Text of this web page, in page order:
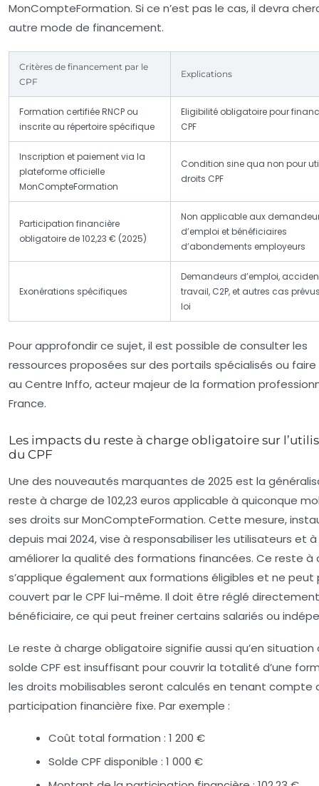
MonCompteFormation. Si ce n’est pas le cas, il devra
autre mode de financement.
Critères de financement par le
CPF
Explications
Formation certifiée RNCP ou
inscrite au répertoire spécifique
Eligibilité obligatoire pour
CPF
Inscription et paiement via la
plateforme officielle
MonCompteFormation
Condition sine qua non pour
droits CPF
Participation financière
obligatoire de 102,23 € (2025)
Non applicable aux
d’emploi et bénéficiaires
d’abondements employeurs
Exonérations spécifiques
Demandeurs d’emploi,
travail, C2P, et autres cas
loi
Pour approfondir ce sujet, il est possible de consulter les
ressources proposées sur des portails spécialisés ou
au Centre Inffo, acteur majeur de la formation
France.
Les impacts du reste à charge obligatoire sur
du CPF
Une des nouveautés marquantes de 2025 est la
reste à charge de 102,23 euros applicable à quiconque
ses droits sur MonCompteFormation. Cette mesure,
depuis mai 2024, vise à responsabiliser les utilisateurs et à
améliorer la qualité des formations financées. Ce reste à
s’applique également aux formations éligibles et ne peut
couvert par le CPF lui-même. Il doit être réglé
bénéficiaire, ce qui peut freiner certains salariés ou
Le reste à charge obligatoire signifie aussi qu’en situation
solde CPF est insuffisant pour couvrir la totalité d’une
les droits mobilisables seront calculés en tenant
participation financière fixe. Par exemple :
Coût total formation : 1 200 €
Solde CPF disponible : 1 000 €